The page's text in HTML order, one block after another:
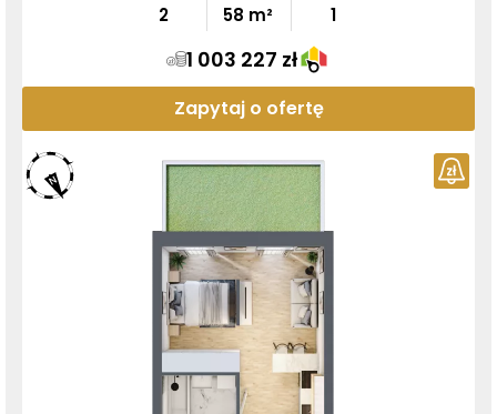
2
58 m²
1
1 003 227 zł
Zapytaj o ofertę